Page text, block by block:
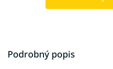
Podrobný popis